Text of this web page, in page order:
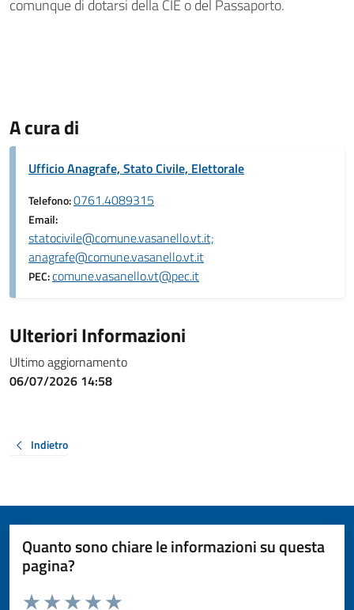
comunque di dotarsi della CIE o del Passaporto.
A cura di
Ufficio Anagrafe, Stato Civile, Elettorale
Telefono:0761.4089315
Email:
statocivile@comune.vasanello.vt.it;
anagrafe@comune.vasanello.vt.it
PEC:comune.vasanello.vt@pec.it
Ulteriori Informazioni
Ultimo aggiornamento
06/07/2026 14:58
Indietro
Quanto sono chiare le informazioni su questa
pagina?
Valuta da 1 a 5 stelle la pagina